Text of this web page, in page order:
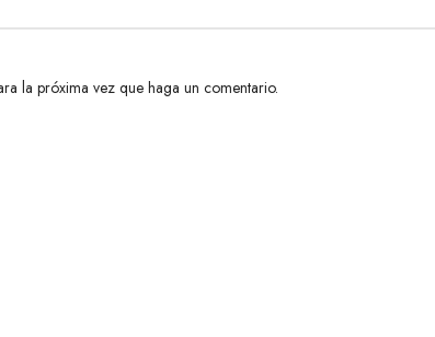
la próxima vez que haga un comentario.